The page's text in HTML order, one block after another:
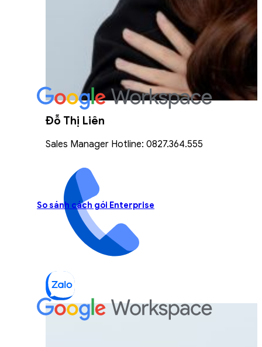
Đỗ Thị Liên
Sales Manager Hotline: 0827.364.555
So sánh cách gói Enterprise